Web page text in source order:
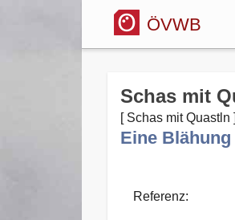
ÖVWB
Wörterbuch
Schas mit
[ Schas mit Quastln ]
Eine
Referenz: